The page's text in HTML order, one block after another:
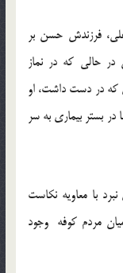
فرزندش حسن بر
حالی که در نماز
که در دست داشت، او
بستر بیماری به سر
با معاویه نکاست
مردم کوفه وجود